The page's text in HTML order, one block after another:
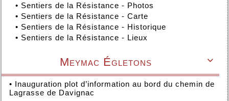
• Sentiers de la Résistance - Photos
• Sentiers de la Résistance - Carte
• Sentiers de la Résistance - Historique
• Sentiers de la Résistance - Lieux

Meymac Égletons
• Inauguration plot d’information au bord du chemin de
Lagrasse de Davignac